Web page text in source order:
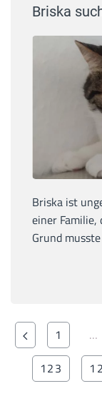
Briska
Briska ist
einer Familie,
Grund
1 …
123